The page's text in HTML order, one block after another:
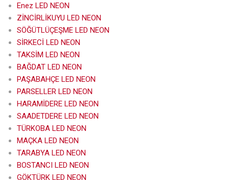
Enez LED NEON
ZİNCİRLİKUYU LED NEON
SÖĞÜTLÜÇEŞME LED NEON
SİRKECİ LED NEON
TAKSİM LED NEON
BAĞDAT LED NEON
PAŞABAHÇE LED NEON
PARSELLER LED NEON
HARAMİDERE LED NEON
SAADETDERE LED NEON
TÜRKOBA LED NEON
MAÇKA LED NEON
TARABYA LED NEON
BOSTANCI LED NEON
GÖKTÜRK LED NEON